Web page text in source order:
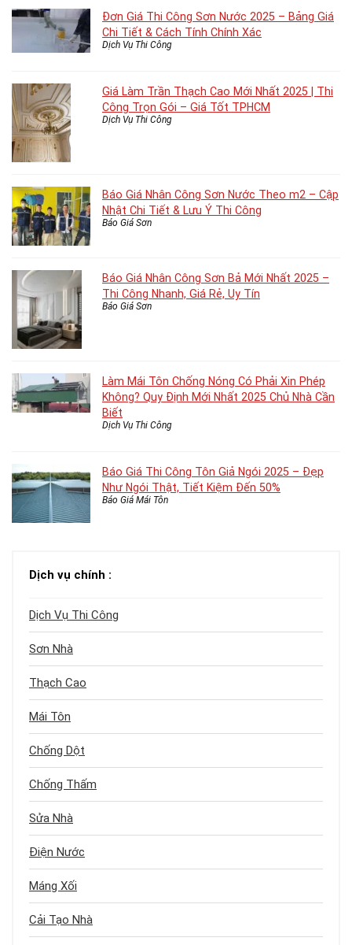
Đơn Giá Thi Công Sơn Nước 2025 – Bảng Giá
Chi Tiết & Cách Tính Chính Xác
Dịch Vụ Thi Công
Giá Làm Trần Thạch Cao Mới Nhất 2025 | Thi
Công Trọn Gói – Giá Tốt TPHCM
Dịch Vụ Thi Công
Báo Giá Nhân Công Sơn Nước Theo m2 – Cập
Nhật Chi Tiết & Lưu Ý Thi Công
Báo Giá Sơn
Báo Giá Nhân Công Sơn Bả Mới Nhất 2025 –
Thi Công Nhanh, Giá Rẻ, Uy Tín
Báo Giá Sơn
Làm Mái Tôn Chống Nóng Có Phải Xin Phép
Không? Quy Định Mới Nhất 2025 Chủ Nhà Cần
Biết
Dịch Vụ Thi Công
Báo Giá Thi Công Tôn Giả Ngói 2025 – Đẹp
Như Ngói Thật, Tiết Kiệm Đến 50%
Báo Giá Mái Tôn
Dịch vụ chính :
Dịch Vụ Thi Công
Sơn Nhà
Thạch Cao
Mái Tôn
Chống Dột
Chống Thấm
Sửa Nhà
Điện Nước
Máng Xối
Cải Tạo Nhà